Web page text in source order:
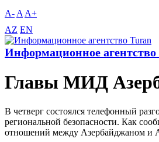
A- A A+
AZ EN
Информационное агентство
Главы МИД
В четверг состоялся телефонный
региональной безопасности. Как
отношений между Азербайджаном и